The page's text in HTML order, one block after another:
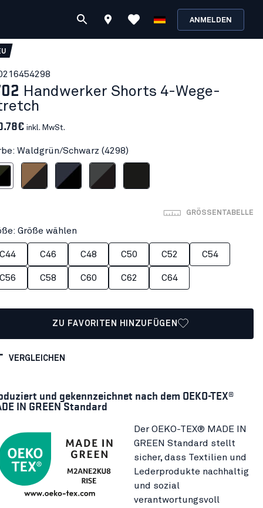
ANMELDEN
4298
Handwerker Shorts 4-Wege-
inkl. MwSt.
Waldgrün/Schwarz (4298)
Schwarz
Nougat/Schwarz
Dunkel Marineblau/Schwarz
Mittelgrau/Schwarz
GRÖSSENTABELLE
Größe wählen
C44 C46 C48 C50 C52 C54
C56 C58 C60 C62 C64
ZU FAVORITEN HINZUFÜGEN
VERGLEICHEN
und gekennzeichnet nach dem OEKO-TEX®
IN GREEN Standard
Der OEKO-TEX® MADE IN
GREEN Standard stellt
sicher, dass Textilien und
Lederprodukte nachhaltig
und sozial
verantwortungsvoll